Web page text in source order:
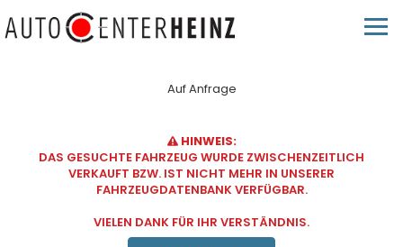
Auf Anfrage
HINWEIS:
DAS GESUCHTE FAHRZEUG WURDE ZWISCHENZEITLICH
VERKAUFT BZW. IST NICHT MEHR IN UNSERER
FAHRZEUGDATENBANK VERFÜGBAR.
VIELEN DANK FÜR IHR VERSTÄNDNIS.